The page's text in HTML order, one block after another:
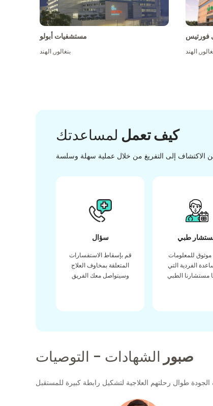
مستشفيات أبولو
بنغالور,الهند ,الهند
كيف تعمل لمساعدتك
سؤال
قم بإسقاط الاستفسارات
المتعلقة بمخاوف العلاج
وسيتواصل معك الفريق
طبي
موثوق للمعلومات
الفردية التي
مستشارنا الطبي
صبور الشهادات - التوصيات